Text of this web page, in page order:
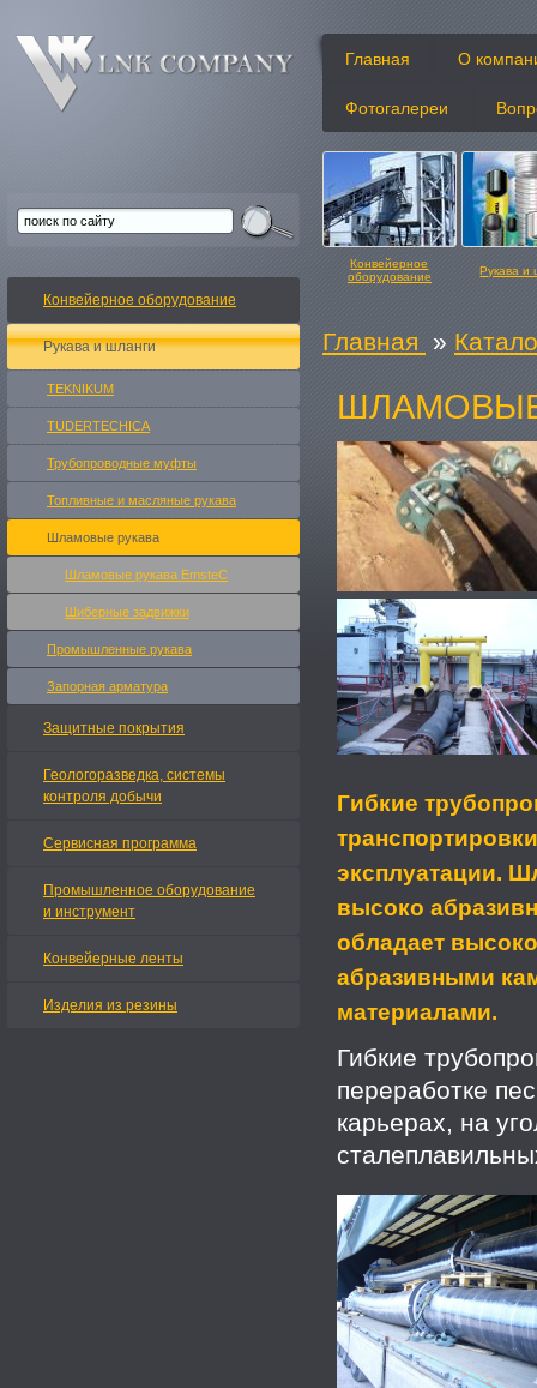
Главная О
Фотогалереи
Конвейерное
оборудование
Рукава и
Конвейерные ленты Изделия
Главная »
Гибкие
эксплуатации.
высоко
обладает
абразивными
материалами.
Гибкие
переработке
карьерах, на
Конвейерное оборудование
Рукава и шланги
TEKNIKUM
TUDERTECHICA
Трубопроводные муфты
Топливные и масляные рукавa
Шламовые рукава
Шламовые рукава EmsteC
Шиберные задвижки
Промышленные рукава
Запорная арматура
Защитные покрытия
Геологоразведка, системы
контроля добычи
Сервисная программа
Промышленное оборудование
и инструмент
Конвейерные ленты
Изделия из резины